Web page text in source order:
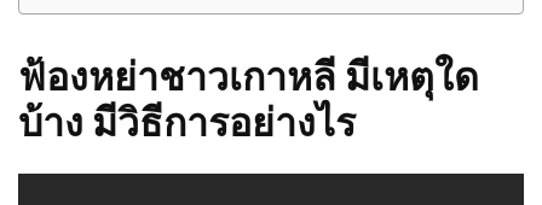
ฟ้องหย่าชาวเกาหลี มีเหตุใด
บ้าง มีวิธีการอย่างไร